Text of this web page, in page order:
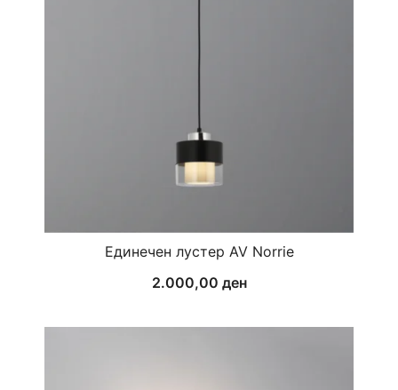
Единечен лустер AV Norrie
2.000,00 ден